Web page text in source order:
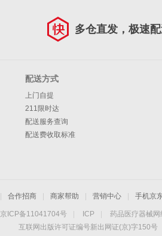
多仓直发，极速
配送方式
上门自提
211限时达
配送服务查询
配送费收取标准
合作招商 商家帮助 营销中心 手机京
京ICP备11041704号 ICP 药品医疗器械网
互联网出版许可证编号新出网证(京)字150号